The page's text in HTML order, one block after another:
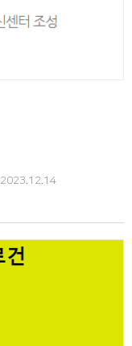
2023.12.14